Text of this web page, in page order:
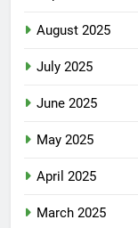
August 2025
July 2025
June 2025
May 2025
April 2025
March 2025